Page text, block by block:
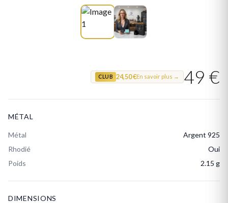
CLUB 24,50 €En savoir plus → 49 €
MÉTAL
Métal
Argent 925
Rhodié
Oui
Poids
2.15 g
DIMENSIONS